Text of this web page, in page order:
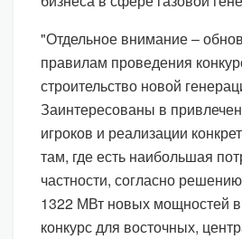
"Отдельное внимание –
правилам проведения
строительство новой
Заинтересованы в
игроков и реализации
там, где есть наибольшая
частности, согласно
1322 МВт новых мощностей
конкурс для восточных,